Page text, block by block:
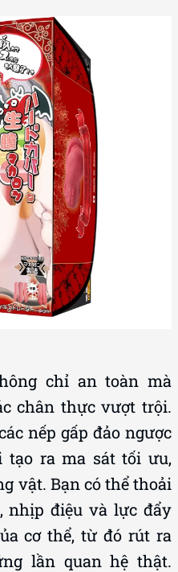
chỉ an toàn mà
chân thực vượt trội.
nếp gấp đảo ngược
ra ma sát tối ưu,
vật. Bạn có thể thoải
nhịp điệu và lực đẩy
cơ thể, từ đó rút ra
lần quan hệ thật.